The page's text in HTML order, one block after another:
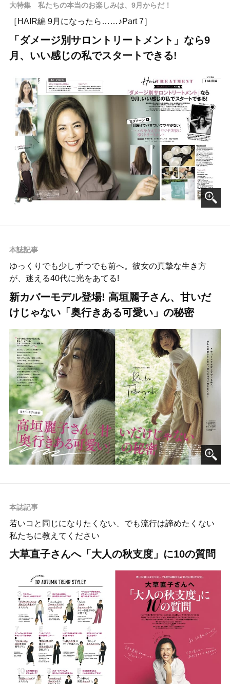
大特集 私たちの本当のお楽しみは、9月からだ！
［HAIR編 9月になったら……♪Part 7］
「ダメージ別サロントリートメント」なら9
月、いい感じの私でスタートできる!
本誌記事
ゆっくりでも少しずつでも前へ。彼女の真摯な生き方
が、迷える40代に光をあてる!
新カバーモデル登場! 高垣麗子さん、甘いだ
けじゃない「奥行きある可愛い」の秘密
本誌記事
若いコと同じになりたくない、でも流行は諦めたくない
私たちに教えてください
大草直子さんへ「大人の秋支度」に10の質問